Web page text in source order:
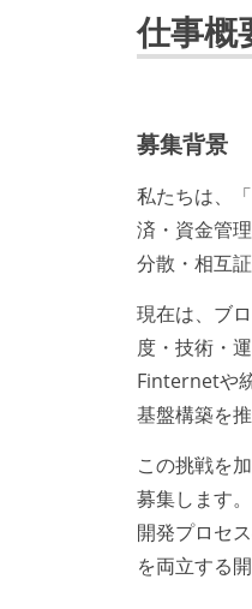
仕事概
募集背景
私たちは、
済・資金管
分散・相互
現在は、ブ
度・技術・
Finternetや
基盤構築を
この挑戦を
募集します。
開発プロセ
を両立する